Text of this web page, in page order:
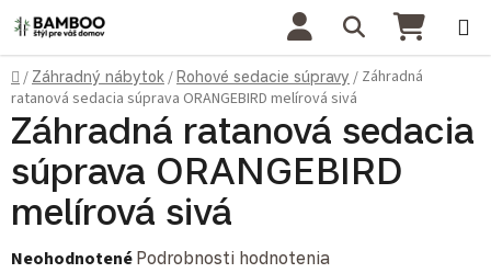
Prejsť na obsah Hľadať
Domov
/ Záhradný nábytok /Rohové sedacie súpravy / Záhradná
ratanová sedacia súprava ORANGEBIRD melírová sivá
Záhradná ratanová sedacia
súprava ORANGEBIRD
melírová sivá
Priemerné hodnotenie produktu je 0,0 z 5 hviezdičiek.
Neohodnotené Podrobnosti hodnotenia